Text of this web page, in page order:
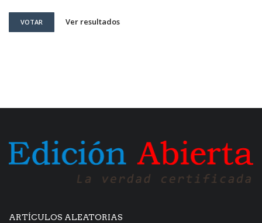
VOTAR Ver resultados
ARTÍCULOS ALEATORIAS